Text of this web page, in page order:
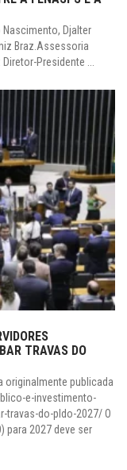
Nascimento, Djalter
Braz.Assessoria
Presidente ...
TRAVAS DO
originalmente publicada
e-investimento-
travas-do-pldo-2027/ O
para 2027 deve ser